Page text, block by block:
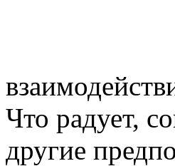
Что радует,
другие